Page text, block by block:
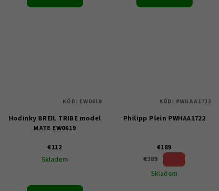
Hodinky BREIL TRIBE model
MATE EW0619
€112
Skladem
KÓD: EW0619
Philipp Plein PWHAA1722
€189
€389
Skladem
KÓD: PWHAA1722